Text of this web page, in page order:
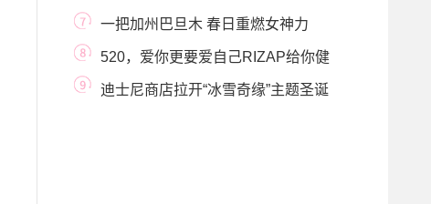
限量款 Beoplay E8
一把加州巴旦木 春日重燃女神力
520，爱你更要爱自己RIZAP给你健
康宠爱迪士尼商店拉开“冰雪奇缘”主题圣诞